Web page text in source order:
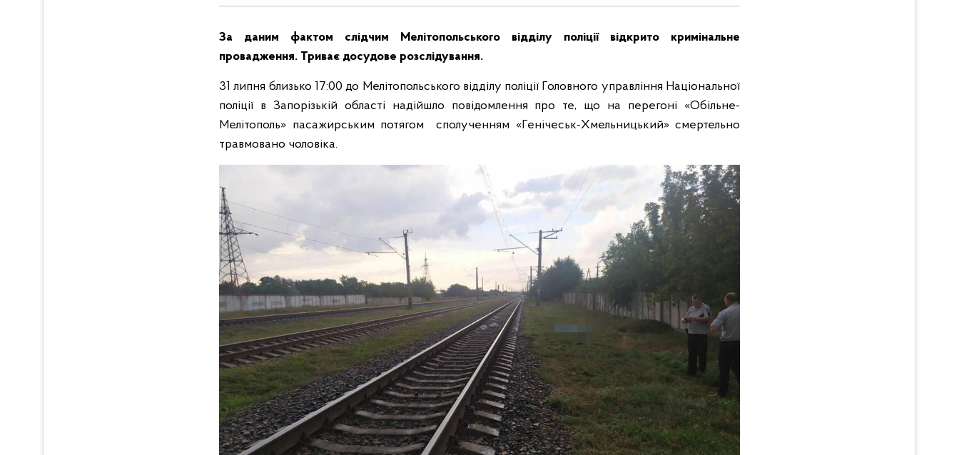
За даним фактом слідчим Мелітопольського відділу поліції відкрито кримінальне
провадження. Триває досудове розслідування.
31 липня близько 17:00 до Мелітопольського відділу поліції Головного управління Національної
поліції в Запорізькій області надійшло повідомлення про те, що на перегоні «Обільне-
Мелітополь» пасажирським потягом сполученням «Генічеськ-Хмельницький» смертельно
травмовано чоловіка.